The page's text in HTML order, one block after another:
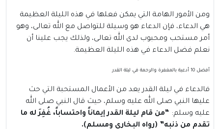
ومن الأمور الهامة التي يمكن فعلها في هذه الليلة العظيمة
هي الدعاء، فإن الدعاء هو وسيلة للتواصل مع الله تعالى، وهو
أمر مستحب ومحبوب لدى الله تعالى، ولذلك يجب علينا أن
نعلم فضل الدعاء في هذه الليلة العظيمة.
أفضل 10 أدعية بالمغفرة والرحمة في ليلة القدر
فالدعاء في ليلة القدر يعد من الأعمال المستحبة التي حث
عليها النبي صلى الله عليه وسلم، حيث قال النبي صلى الله
عليه وسلم: “من قام ليلة القدر إيماناً واحتساباً، غُفِرَ له ما
تقدم من ذنبه” (رواه البخاري ومسلم).